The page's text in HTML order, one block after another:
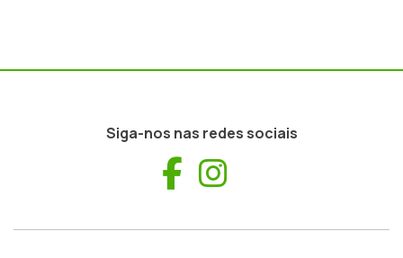
Siga-nos nas redes sociais
Facebook